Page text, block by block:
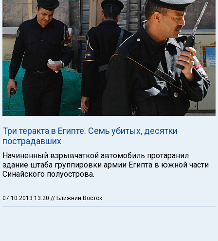
Три теракта в Египте. Семь убитых, десятки
пострадавших
Начиненный взрывчаткой автомобиль протаранил
здание штаба группировки армии Египта в южной части
Синайского полуострова.
07.10.2013 13:20 // Ближний Восток